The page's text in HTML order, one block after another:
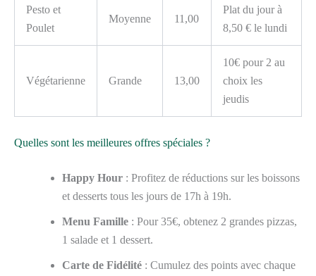
Pesto et
Poulet
Moyenne 11,00
Plat du jour à
8,50 € le lundi
Végétarienne Grande 13,00
10€ pour 2 au
choix les
jeudis
Quelles sont les meilleures offres spéciales ?
Happy Hour : Profitez de réductions sur les boissons
et desserts tous les jours de 17h à 19h.
Menu Famille : Pour 35€, obtenez 2 grandes pizzas,
1 salade et 1 dessert.
Carte de Fidélité : Cumulez des points avec chaque